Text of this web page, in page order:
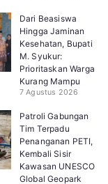
Dari Beasiswa
Hingga Jaminan
Kesehatan, Bupati
M. Syukur:
Prioritaskan Warga
Kurang Mampu
7 Agustus 2026
Patroli Gabungan
Tim Terpadu
Penanganan PETI,
Kembali Sisir
Kawasan UNESCO
Global Geopark